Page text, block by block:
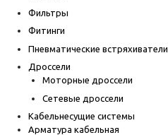
Фильтры
Фитинги
Пневматические встряхиватели
Дроссели
Моторные дроссели
Сетевые дроссели
Кабельнесущие системы
Арматура кабельная